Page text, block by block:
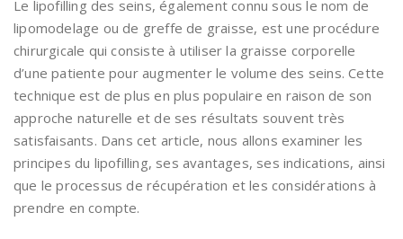
Le lipofilling des seins, également connu sous le nom de
lipomodelage ou de greffe de graisse, est une procédure
chirurgicale qui consiste à utiliser la graisse corporelle
d’une patiente pour augmenter le volume des seins. Cette
technique est de plus en plus populaire en raison de son
approche naturelle et de ses résultats souvent très
satisfaisants. Dans cet article, nous allons examiner les
principes du lipofilling, ses avantages, ses indications, ainsi
que le processus de récupération et les considérations à
prendre en compte.